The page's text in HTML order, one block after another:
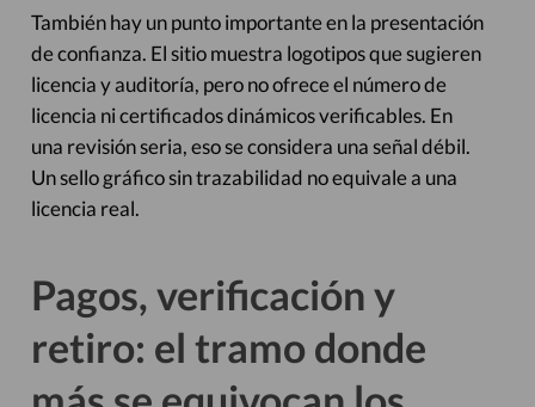
También hay un punto importante en la presentación
de confianza. El sitio muestra logotipos que sugieren
licencia y auditoría, pero no ofrece el número de
licencia ni certificados dinámicos verificables. En
una revisión seria, eso se considera una señal débil.
Un sello gráfico sin trazabilidad no equivale a una
licencia real.
Pagos, verificación y
retiro: el tramo donde